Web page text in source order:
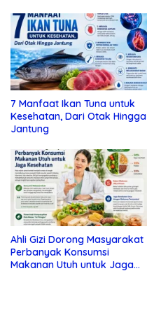
7 Manfaat Ikan Tuna untuk
Kesehatan, Dari Otak Hingga
Jantung
Ahli Gizi Dorong Masyarakat
Perbanyak Konsumsi
Makanan Utuh untuk Jaga